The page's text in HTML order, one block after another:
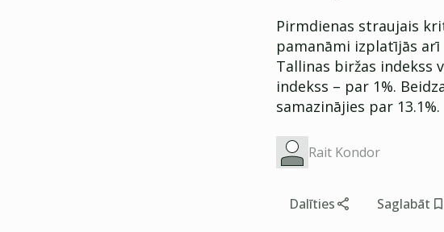
Pirmdienas straujais
pamanāmi izplatījās
Tallinas biržas indekss
indekss – par 1%.
samazinājies par 13.1%.
Rait Kondor
Dalīties Saglabāt